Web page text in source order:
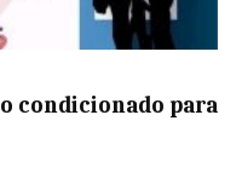
condicionado para